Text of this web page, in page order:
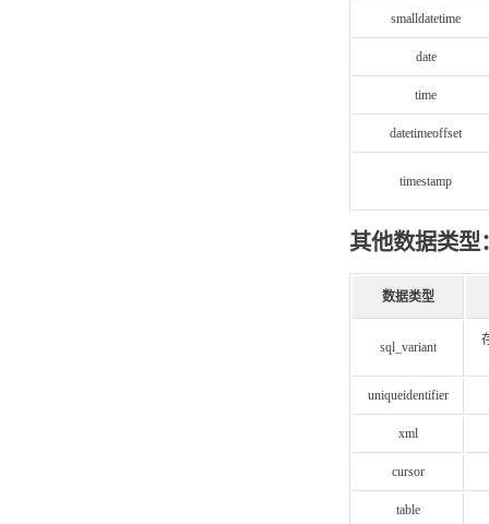
smalldatetime
date
time
datetimeoffset
timestamp
其他数据类型
数据类型
sql_variant
uniqueidentifier
xml
cursor
table